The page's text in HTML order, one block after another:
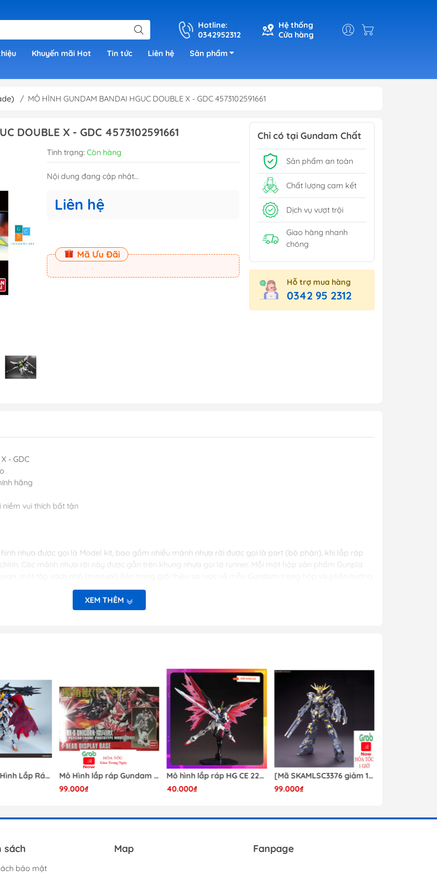
Hotline:
0342952312
Hệ thống
Cửa hàng
Khuyến mãi Hot Tin tức Liên hệ Sản phẩm
(Master
Sơn, Dụng Cụ Mr Hobby
Sơn Vallejo Tây Ba Nha
/ MÔ HÌNH GUNDAM BANDAI HGUC DOUBLE X - GDC 4573102591661
DOUBLE X - GDC 4573102591661
Tình trạng: Còn hàng
Nội dung đang cập nhật...
Liên hệ
Mã Ưu Đãi
Chỉ có tại Gundam Chất
Sản phẩm an toàn
Chất lượng cam kết
Dịch vụ vượt trội
Giao hàng nhanh
chóng
Hỗ trợ mua hàng
0342 95 2312
- GDC
hãng
vui thích bất tận
nhựa được gọi là Model kit, bao gồm nhiều mảnh nhựa rời được gọi là part (bộ phận), khi lắp ráp
Các mảnh nhựa rời này được gắn trên khung nhựa gọi là runner. Mỗi một hộp sản phẩm Gunpla
KHI MUA HÀNG TRÁNH SẢN PHẨM HẾT HÀNG ĐỘT XUẤT
kềm, nhíp, nhám, dao trong sản phẩm của shop
kiểm tra trước khi lắp
trong quá trình vận chuyển, mong quý khách thông cảm
với shop để hỗ trợ xử lý
Hà Nội
XEM THÊM
[Có Sẵn] Mô Hình Lắp Ráp 1/60 Barbatos Logar Wolf Remains Meavy Industries
Mô Hình lắp ráp Gundam HG RX-0 Unicorn Gundam Destroy Mode 100 Daban
99.000₫
Mô hình lắp ráp HG CE 224 Destiny Revive Daban [TẶNG WING EFFECT]
40.000₫
[Mã SKAMLSC3376 giảm 10% đơn 100K] Mô Hình lắp ráp Gundam HG Unicorn Gundam 02 Banshee (Destroy Mode) 134 Daban
99.000₫
sách
bảo mật
Map Fanpage